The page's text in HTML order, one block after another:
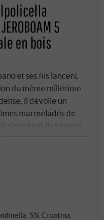
5
en bois
et ses fils lancent
du même millésime
il dévoile un
marmeladés de
s'ajoutent des épices
Le goût jeune et
5% Croatina,